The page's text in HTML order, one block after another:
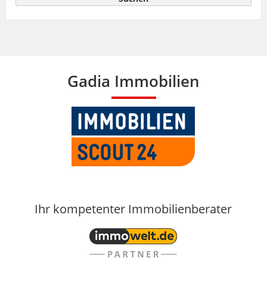
Gadia Immobilien
Ihr kompetenter Immobilienberater